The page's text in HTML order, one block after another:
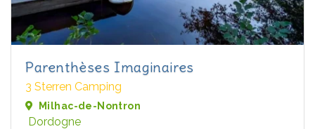
Parenthèses Imaginaires
3 Sterren Camping
Milhac-de-Nontron
Dordogne